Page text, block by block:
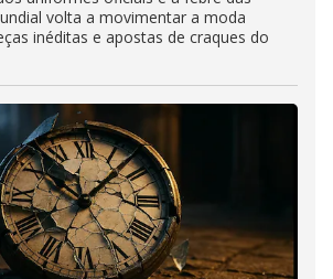
volta a movimentar a moda
inéditas e apostas de craques do